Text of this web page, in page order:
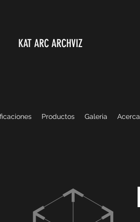
KAT ARC ARCHVIZ
Productos Galeria